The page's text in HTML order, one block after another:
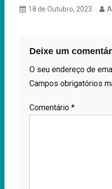
18 de Outubro, 2023
Deixe um
O seu endereço de
Campos obrigatórios
Comentário *